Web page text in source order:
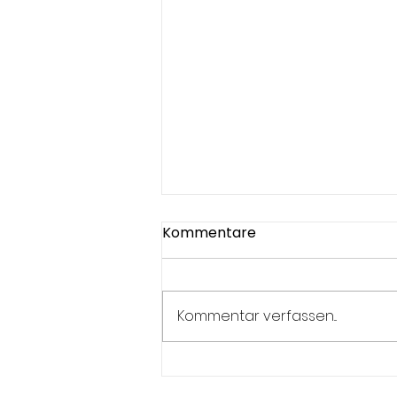
Kommentare
Kommentar verfassen...